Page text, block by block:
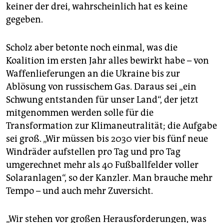
keiner der drei, wahrscheinlich hat es keine
gegeben.
Scholz aber betonte noch einmal, was die
Koalition im ersten Jahr alles bewirkt habe – von
Waffenlieferungen an die Ukraine bis zur
Ablösung von russischem Gas. Daraus sei „ein
Schwung entstanden für unser Land“, der jetzt
mitgenommen werden solle für die
Transformation zur Klimaneutralität; die Aufgabe
sei groß. „Wir müssen bis 2030 vier bis fünf neue
Windräder aufstellen pro Tag und pro Tag
umgerechnet mehr als 40 Fußballfelder voller
Solaranlagen“, so der Kanzler. Man brauche mehr
Tempo – und auch mehr Zuversicht.
„Wir stehen vor großen Herausforderungen, was